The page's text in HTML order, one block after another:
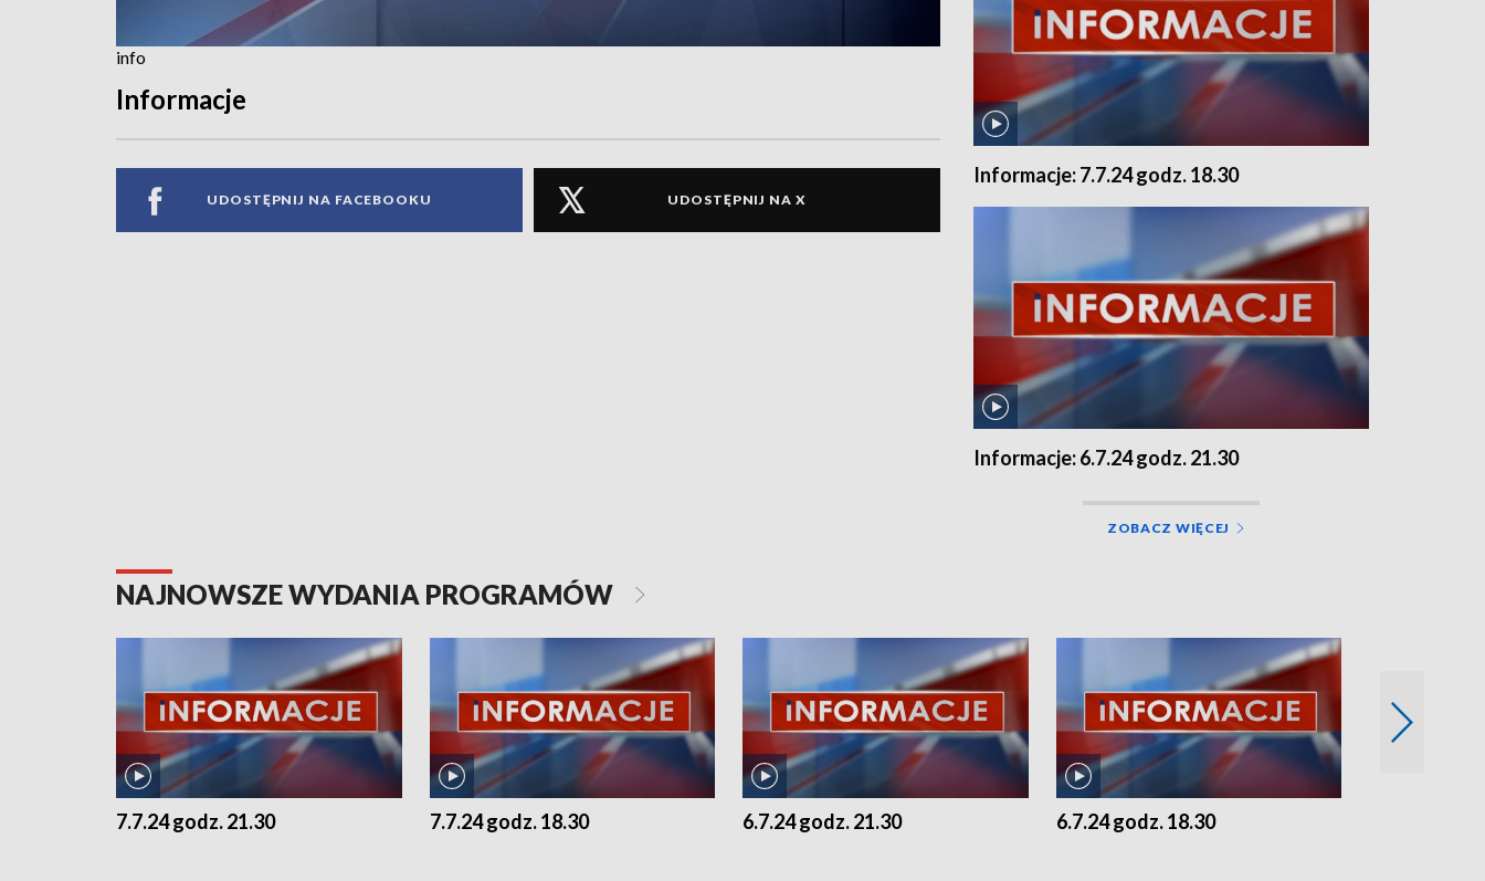
info
Informacje
UDOSTĘPNIJ NA FACEBOOKU UDOSTĘPNIJ NA X
Informacje: 7.7.24 godz. 18.30
Informacje: 6.7.24 godz. 21.30
ZOBACZ WIĘCEJ
NAJNOWSZE WYDANIA PROGRAMÓW
7.7.24 godz. 21.30 7.7.24 godz. 18.30 6.7.24 godz. 21.30 6.7.24 godz. 18.30